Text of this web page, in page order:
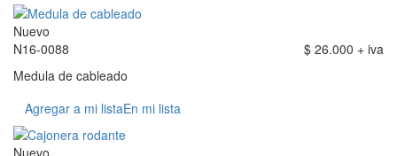
Nuevo
N16-0088
$ 26.000 + iva
Medula de cableado
Agregar a mi listaEn mi lista
Nuevo